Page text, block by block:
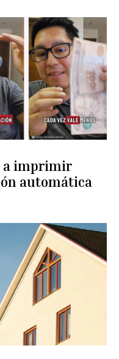
a imprimir
automática